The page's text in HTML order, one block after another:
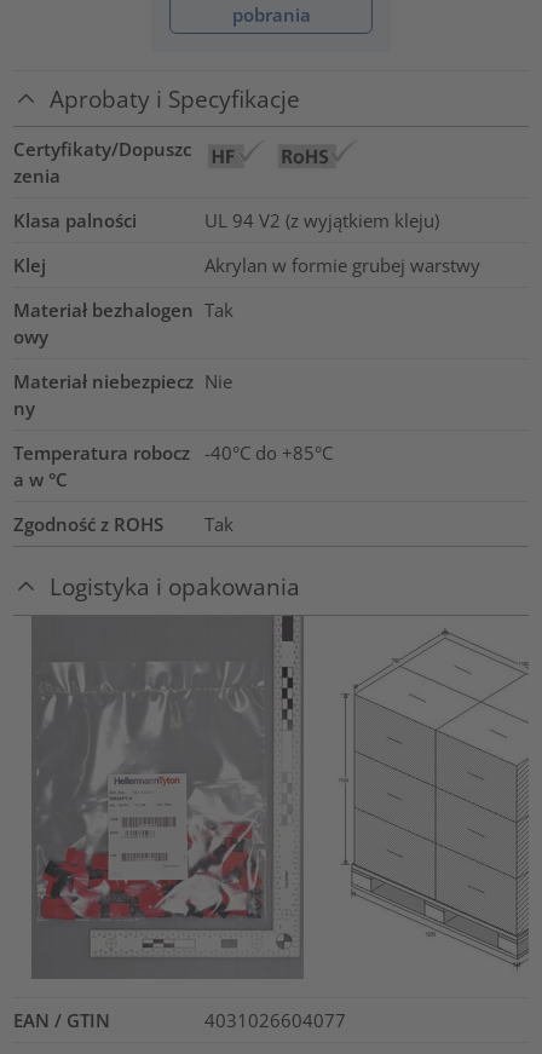
pobrania
Aprobaty i Specyfikacje
Certyfikaty/Dopuszc
zenia
Klasa palności
UL 94 V2 (z wyjątkiem kleju)
Klej
Akrylan w formie grubej warstwy
Materiał bezhalogen
owy
Tak
Materiał niebezpiecz
ny
Nie
Temperatura robocz
a w °C
-40°C do +85°C
Zgodność z ROHS Tak
Logistyka i opakowania
EAN / GTIN
4031026604077